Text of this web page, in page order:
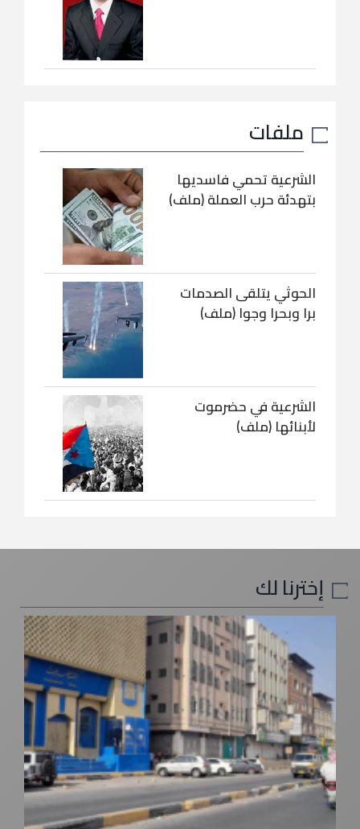
ملفات
الشرعية تحمي فاسديها
بتهدئة حرب العملة (ملف)
الحوثي يتلقى الصدمات
برا وبحرا وجوا (ملف)
الشرعية في حضرموت
لأبنائها (ملف)
إخترنا لك